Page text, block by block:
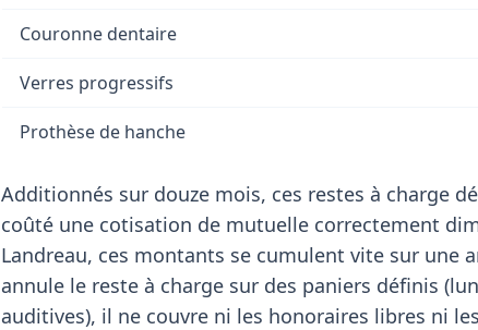
Couronne dentaire
Verres progressifs
Prothèse de hanche
Additionnés sur douze mois, ces restes à charge
coûté une cotisation de mutuelle correctement
Landreau, ces montants se cumulent vite sur une
annule le reste à charge sur des paniers définis
auditives), il ne couvre ni les honoraires libres ni